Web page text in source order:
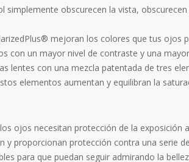
simplemente obscurecen la vista,
mejoran los colores que tus ojos
con un mayor nivel de contraste y una
lentes con una mezcla patentada de tres
elementos aumentan y equilibran la
ojos necesitan protección de la exposición
y proporcionan protección contra una serie
para que puedan seguir admirando la